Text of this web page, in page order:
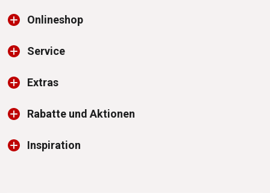
Onlineshop
Service
Extras
Rabatte und Aktionen
Inspiration